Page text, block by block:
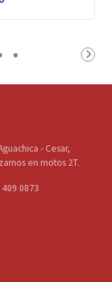
- Cesar,
en motos 2T.
0873